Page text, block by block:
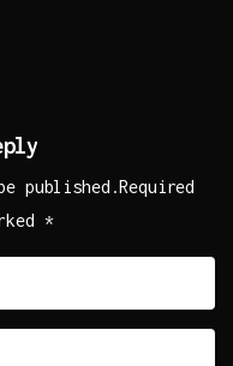
published.Required
*